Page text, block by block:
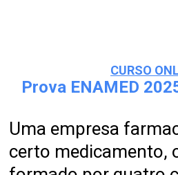
CURSO
Prova ENAMED
Uma empresa
certo medicamento,